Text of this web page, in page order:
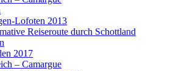
Lofoten 2013
Reiseroute durch Schottland
2017
– Camargue